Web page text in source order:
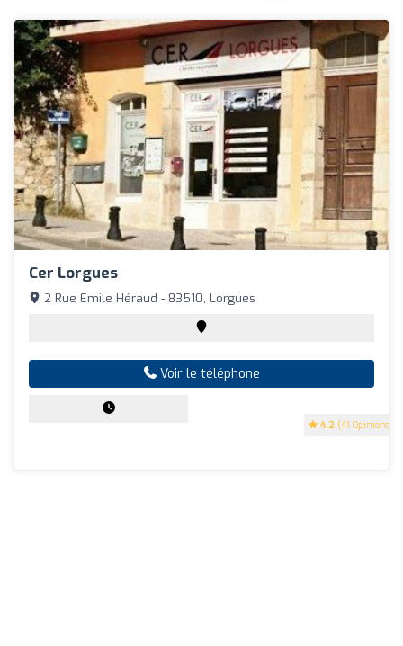
Cer Lorgues
4.2 (41 Opinions)
2 Rue Emile Héraud - 83510, Lorgues
Voir le téléphone